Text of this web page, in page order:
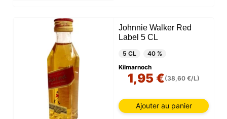
Johnnie Walker Red
Label 5 CL
5 CL
40 %
Kilmarnoch
1,95 €(38,60 €/L)
Ajouter au panier